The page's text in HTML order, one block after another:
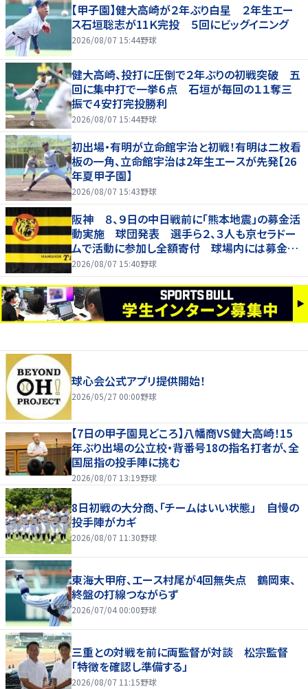
【甲子園】健大高崎が２年ぶり白星 ２年生エー
ス石垣聡志が11Ｋ完投 ５回にビッグイニング
2026/08/07 15:44野球
健大高崎、投打に圧倒で２年ぶりの初戦突破 五
回に集中打で一挙６点 石垣が毎回の１１奪三
振で４安打完投勝利
2026/08/07 15:44野球
初出場・有明が立命館宇治と初戦！有明は二枚看
板の一角、立命館宇治は2年生エースが先発【26
年夏甲子園】
2026/08/07 15:43野球
阪神 ８、９日の中日戦前に「熊本地震」の募金活
動実施 球団発表 選手ら２、３人も京セラドー
ムで活動に参加し全額寄付 球場内には募金箱
も設置
2026/08/07 15:40野球
球心会公式アプリ提供開始！
2026/05/27 00:00野球
【7日の甲子園見どころ】八幡商VS健大高崎！15
年ぶり出場の公立校・背番号18の指名打者が、全
国屈指の投手陣に挑む
2026/08/07 13:19野球
8日初戦の大分商、「チームはいい状態」 自慢の
投手陣がカギ
2026/08/07 11:30野球
東海大甲府、エース村尾が4回無失点 鶴岡東、
終盤の打線つながらず
2026/07/04 00:00野球
三重との対戦を前に両監督が対談 松宗監督
「特徴を確認し準備する」
2026/08/07 11:15野球